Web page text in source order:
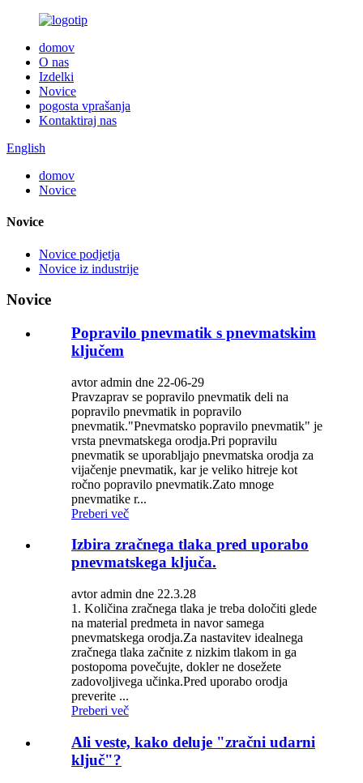
domov
O nas
Izdelki
Novice
pogosta vprašanja
Kontaktiraj nas
English
domov
Novice
Novice
Novice podjetja
Novice iz industrije
Novice
Popravilo pnevmatik s pnevmatskim
ključem
avtor admin dne 22-06-29
Pravzaprav se popravilo pnevmatik deli na
popravilo pnevmatik in popravilo
pnevmatik."Pnevmatsko popravilo pnevmatik" je
vrsta pnevmatskega orodja.Pri popravilu
pnevmatik se uporabljajo pnevmatska orodja za
vijačenje pnevmatik, kar je veliko hitreje kot
ročno popravilo pnevmatik.Zato mnoge
pnevmatike r...
Preberi več
Izbira zračnega tlaka pred uporabo
pnevmatskega ključa.
avtor admin dne 22.3.28
1. Količina zračnega tlaka je treba določiti glede
na material predmeta in navor samega
pnevmatskega orodja.Za nastavitev idealnega
zračnega tlaka začnite z nizkim tlakom in ga
postopoma povečujte, dokler ne dosežete
zadovoljivega učinka.Pred uporabo orodja
preverite ...
Preberi več
Ali veste, kako deluje "zračni udarni
ključ"?